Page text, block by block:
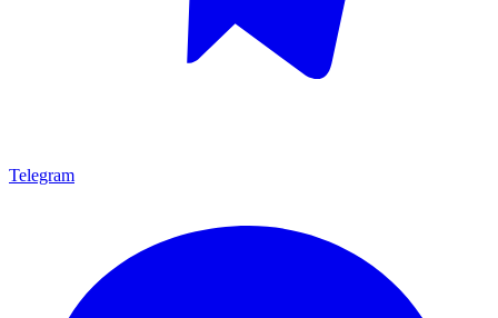
Telegram